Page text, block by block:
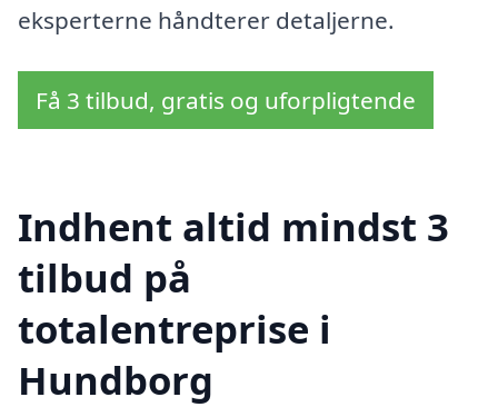
eksperterne håndterer detaljerne.
Få 3 tilbud, gratis og uforpligtende
Indhent altid mindst 3
tilbud på
totalentreprise i
Hundborg